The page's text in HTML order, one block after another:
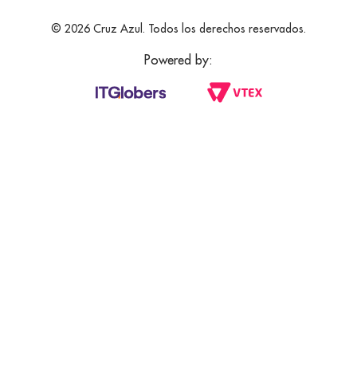
© 2026 Cruz Azul. Todos los derechos reservados.
Powered by: